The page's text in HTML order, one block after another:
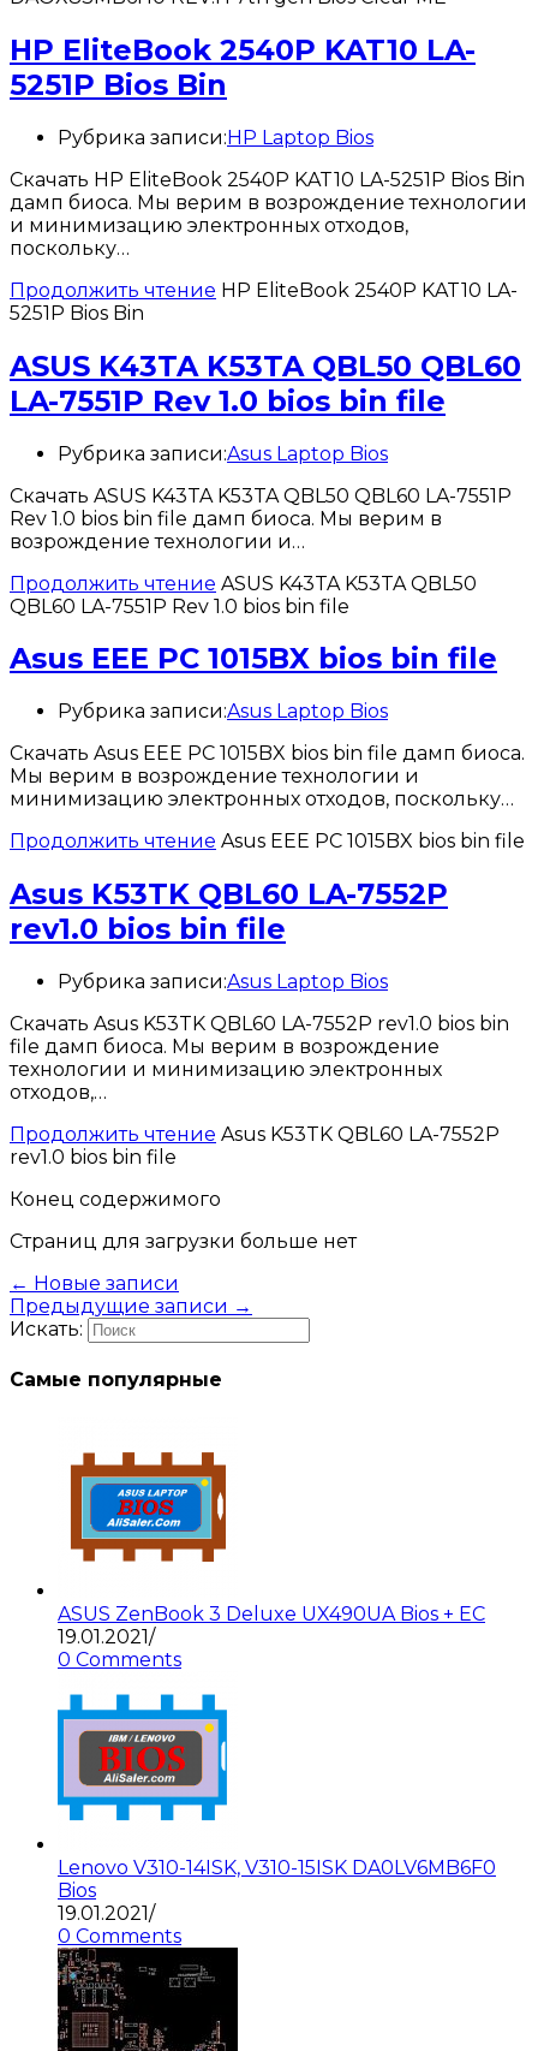
HP EliteBook 2540P KAT10 LA-
5251P Bios Bin
Рубрика записи:HP Laptop Bios
Скачать HP EliteBook 2540P KAT10 LA-5251P Bios Bin
дамп биоса. Мы верим в возрождение технологии
и минимизацию электронных отходов,
поскольку…
Продолжить чтение HP EliteBook 2540P KAT10 LA-
5251P Bios Bin
ASUS K43TA K53TA QBL50 QBL60
LA-7551P Rev 1.0 bios bin file
Рубрика записи:Asus Laptop Bios
Скачать ASUS K43TA K53TA QBL50 QBL60 LA-7551P
Rev 1.0 bios bin file дамп биоса. Мы верим в
возрождение технологии и…
Продолжить чтение ASUS K43TA K53TA QBL50
QBL60 LA-7551P Rev 1.0 bios bin file
Asus EEE PC 1015BX bios bin file
Рубрика записи:Asus Laptop Bios
Скачать Asus EEE PC 1015BX bios bin file дамп биоса.
Мы верим в возрождение технологии и
минимизацию электронных отходов, поскольку…
Продолжить чтение Asus EEE PC 1015BX bios bin file
Asus K53TK QBL60 LA-7552P
rev1.0 bios bin file
Рубрика записи:Asus Laptop Bios
Скачать Asus K53TK QBL60 LA-7552P rev1.0 bios bin
file дамп биоса. Мы верим в возрождение
технологии и минимизацию электронных
отходов,…
Продолжить чтение Asus K53TK QBL60 LA-7552P
rev1.0 bios bin file
Конец содержимого
Страниц для загрузки больше нет
← Новые записи
Предыдущие записи →
Искать:
Самые популярные
ASUS ZenBook 3 Deluxe UX490UA Bios + EC
19.01.2021/
0 Comments
Lenovo V310-14ISK, V310-15ISK DA0LV6MB6F0
Bios
19.01.2021/
0 Comments